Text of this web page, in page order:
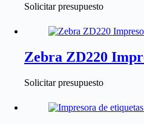
Solicitar presupuesto
Zebra ZD220
Solicitar presupuesto